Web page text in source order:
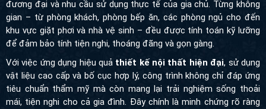
khu vực giặt phơi và nhà vệ sinh – đều được tính toán kỹ lưỡng
để đảm bảo tính tiện nghi, thoáng đãng và gọn gàng.
Với việc ứng dụng hiệu quả
thiết kế nội thất hiện đại
, sử dụng
vật liệu cao cấp và bố cục hợp lý, công trình không chỉ đáp ứng
tiêu chuẩn thẩm mỹ mà còn mang lại trải nghiệm sống thoải mái,
tiện nghi cho cả gia đình. Đây chính là minh chứng rõ ràng cho
triết lý thiết kế lấy con người làm trung tâm, đồng thời thể hiện
tinh thần sống mới – tối giản mà vẫn đầy cảm hứng.